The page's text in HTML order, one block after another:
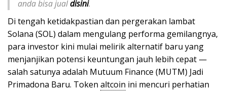
anda bisa jualdisini.
Di tengah ketidakpastian dan pergerakan lambat
Solana (SOL) dalam mengulang performa gemilangnya,
para investor kini mulai melirik alternatif baru yang
menjanjikan potensi keuntungan jauh lebih cepat —
salah satunya adalah Mutuum Finance (MUTM) Jadi
Primadona Baru. Token altcoin ini mencuri perhatian